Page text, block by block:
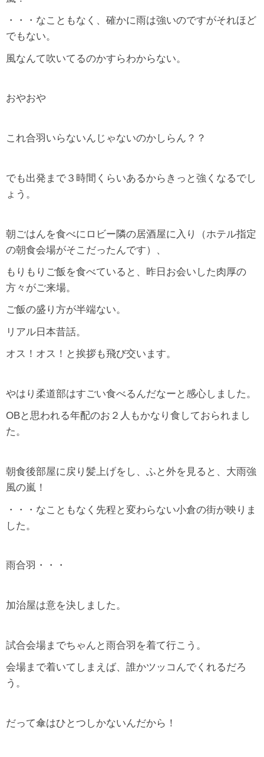
・・・なこともなく、確かに雨は強いのですがそれほど
でもない。
風なんて吹いてるのかすらわからない。
おやおや
これ合羽いらないんじゃないのかしらん？？
でも出発まで３時間くらいあるからきっと強くなるでし
ょう。
朝ごはんを食べにロビー隣の居酒屋に入り（ホテル指定
の朝食会場がそこだったんです）、
もりもりご飯を食べていると、昨日お会いした肉厚の
方々がご来場。
ご飯の盛り方が半端ない。
リアル日本昔話。
オス！オス！と挨拶も飛び交います。
やはり柔道部はすごい食べるんだなーと感心しました。
OBと思われる年配のお２人もかなり食しておられまし
た。
朝食後部屋に戻り髪上げをし、ふと外を見ると、大雨強
風の嵐！
・・・なこともなく先程と変わらない小倉の街が映りま
した。
雨合羽・・・
加治屋は意を決しました。
試合会場までちゃんと雨合羽を着て行こう。
会場まで着いてしまえば、誰かツッコんでくれるだろ
う。
だって傘はひとつしかないんだから！